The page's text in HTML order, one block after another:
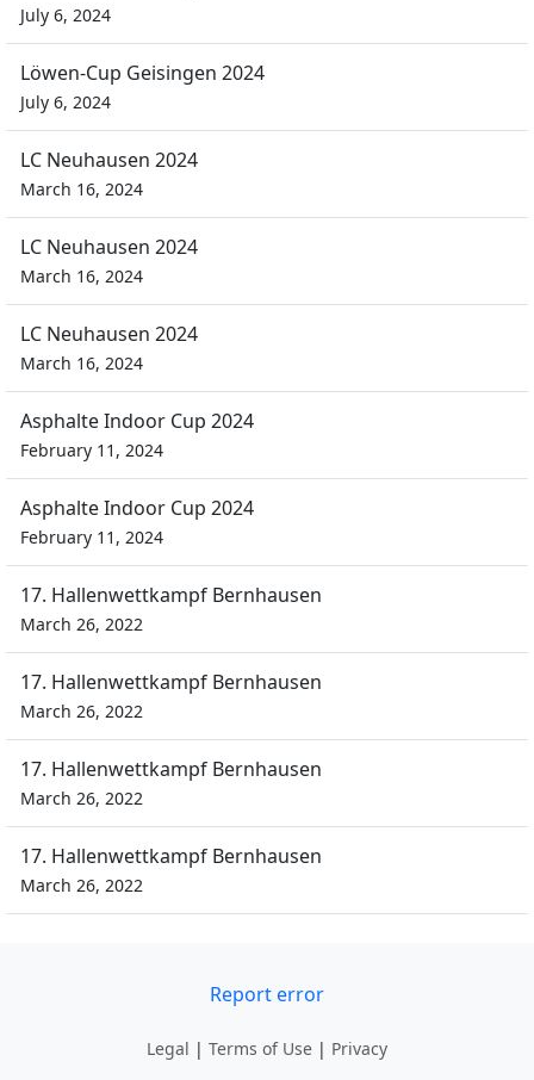
July 6, 2024
Löwen-Cup Geisingen 2024
July 6, 2024
LC Neuhausen 2024
March 16, 2024
LC Neuhausen 2024
March 16, 2024
LC Neuhausen 2024
March 16, 2024
Asphalte Indoor Cup 2024
February 11, 2024
Asphalte Indoor Cup 2024
February 11, 2024
17. Hallenwettkampf Bernhausen
March 26, 2022
17. Hallenwettkampf Bernhausen
March 26, 2022
17. Hallenwettkampf Bernhausen
March 26, 2022
17. Hallenwettkampf Bernhausen
March 26, 2022
Report error
Legal | Terms of Use | Privacy